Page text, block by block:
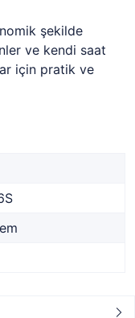
şekilde
ve kendi saat
için pratik ve